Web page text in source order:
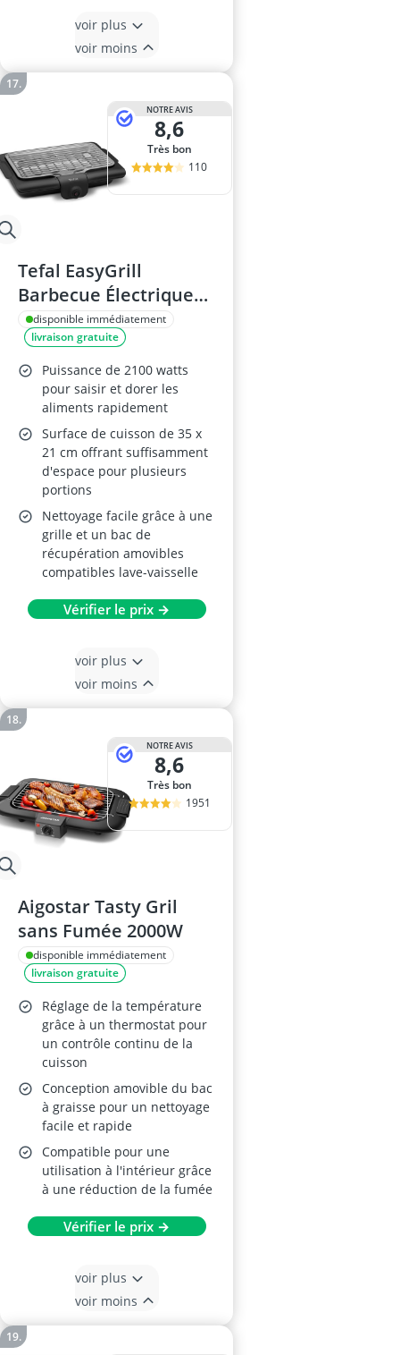
voir plus
voir moins
NOTRE AVIS
8,6
Très bon
110
Tefal EasyGrill
Barbecue Électrique
de Table 2100W pour 4
personnes
disponible immédiatement
livraison gratuite
Puissance de 2100 watts
pour saisir et dorer les
aliments rapidement
Surface de cuisson de 35 x
21 cm offrant suffisamment
d'espace pour plusieurs
portions
Nettoyage facile grâce à une
grille et un bac de
récupération amovibles
compatibles lave-vaisselle
Vérifier le prix →
voir plus
voir moins
NOTRE AVIS
8,6
Très bon
1951
Aigostar Tasty Gril
sans Fumée 2000W
disponible immédiatement
livraison gratuite
Réglage de la température
grâce à un thermostat pour
un contrôle continu de la
cuisson
Conception amovible du bac
à graisse pour un nettoyage
facile et rapide
Compatible pour une
utilisation à l'intérieur grâce
à une réduction de la fumée
Vérifier le prix →
voir plus
voir moins